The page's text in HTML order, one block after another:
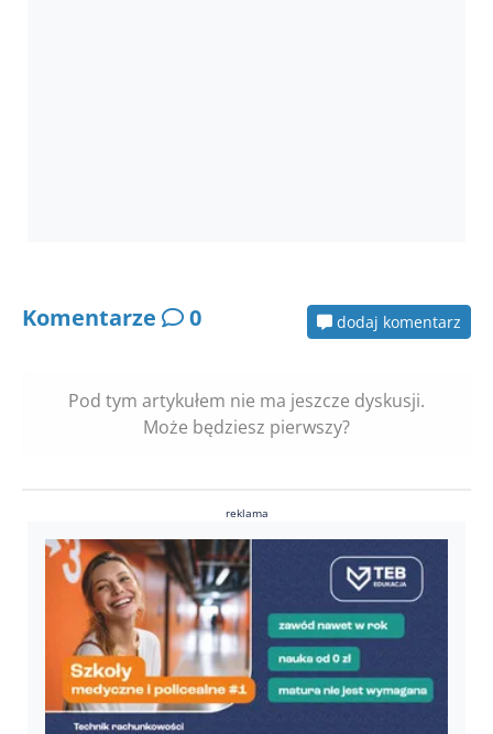
Komentarze 0 dodaj komentarz
Pod tym artykułem nie ma jeszcze dyskusji.
Może będziesz pierwszy?
reklama